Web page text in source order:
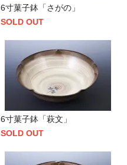
6寸菓子鉢「さがの」
SOLD OUT
6寸菓子鉢「萩文」
SOLD OUT